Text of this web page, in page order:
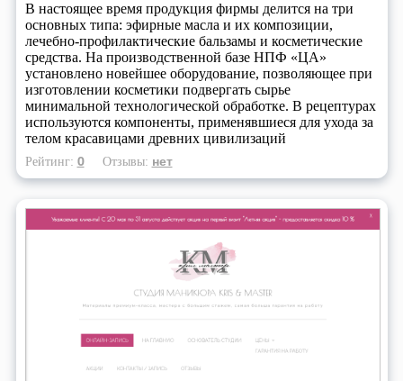
В настоящее время продукция фирмы делится на три
основных типа: эфирные масла и их композиции,
лечебно-профилактические бальзамы и косметические
средства. На производственной базе НПФ «ЦА»
установлено новейшее оборудование, позволяющее при
изготовлении косметики подвергать сырье
минимальной технологической обработке. В рецептурах
используются компоненты, применявшиеся для ухода за
телом красавицами древних цивилизаций
Рейтинг: 0 Отзывы: нет